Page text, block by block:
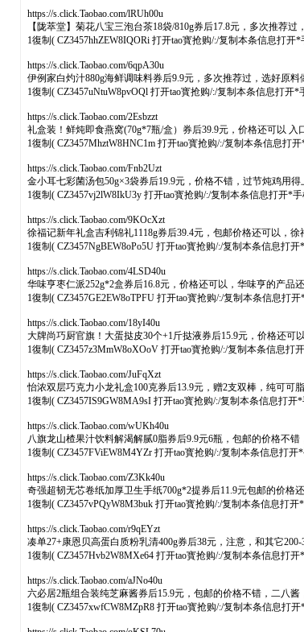
https://s.click.Taobao.com/lRUh00u
【陇萃堂】菊花八宝三泡台茶18袋/810g券后17.8元，多次推荐
1復制( CZ3457hhZEW8IQORi 打开tao寳抢购/:/复制本条信息打开
https://s.click.Taobao.com/6qpA30u
伊例家白灼汁880g海鲜调味料券后9.9元，多次推荐过，选好原
1復制( CZ3457uNtuW8pvOQl 打开tao寳抢购/:/复制本条信息打开
https://s.click.Taobao.com/2Esbzzt
礼盒装！鲜炖即食燕窝(70g*7瓶/盒）券后39.9元，价格还可以
1復制( CZ3457MhztW8HNC1m 打开tao寳抢购/:/复制本条信息打
https://s.click.Taobao.com/Fnb2Uzt
金小耳七彩菌汤包50g×3袋券后19.9元，价格不错，过节炖鸡用
1復制( CZ3457vj2lW8IkU3y 打开tao寳抢购/:/复制本条信息打开*
https://s.click.Taobao.com/9KOcXzt
徐福记新年礼盒吉利锦礼1118g券后39.4元，包邮价格还可以，
1復制( CZ3457NgBEW8oPo5U 打开tao寳抢购/:/复制本条信息打
https://s.click.Taobao.com/4LSD40u
华味亨枣仁派252g*2盒券后16.8元，价格还可以，华味亨的产
1復制( CZ3457GE2EW8oTPFU 打开tao寳抢购/:/复制本条信息打
https://s.click.Taobao.com/18yI40u
大牌尚巧厨官旗！大蛋挞皮30个+1斤挞液券后15.9元，价格还
1復制( CZ3457z3MmW8oXOoV 打开tao寳抢购/:/复制本条信息打
https://s.click.Taobao.com/JuFqXzt
怡浓双层巧克力小龙礼盒100克券后13.9元，赠2支双棒，纯可
1復制( CZ3457IS9GW8MA9sI 打开tao寳抢购/:/复制本条信息打
https://s.click.Taobao.com/wUKh40u
八旗龙山楂果汁饮料解渴解腻0脂券后9.9元6瓶，包邮的价格不
1復制( CZ3457FViEW8M4YZr 打开tao寳抢购/:/复制本条信息打
https://s.click.Taobao.com/Z3Kk40u
奇强超韧无芯卷纸加厚卫生手纸700g*2提券后11.9元包邮的价格
1復制( CZ3457vPQyW8M3buk 打开tao寳抢购/:/复制本条信息打
https://s.click.Taobao.com/r9qEYzt
凑单27+康恩贝高蛋白质粉乳清400g券后38元，注意，和其它
1復制( CZ3457Hvb2W8MXe64 打开tao寳抢购/:/复制本条信息打
https://s.click.Taobao.com/aJNo40u
六必居2瓶组合装纯芝麻酱券后15.9元，包邮的价格不错，二八
1復制( CZ3457xwfCW8MZpR8 打开tao寳抢购/:/复制本条信息打